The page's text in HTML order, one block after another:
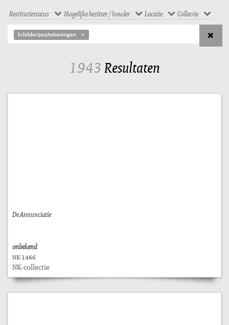
Restitutiestatus Mogelijke bezitter / houder Locatie Collectie
Schilderijen/tekeningen
1943Resultaten
De Annunciatie
onbekend
NK 1466
NK-collectie